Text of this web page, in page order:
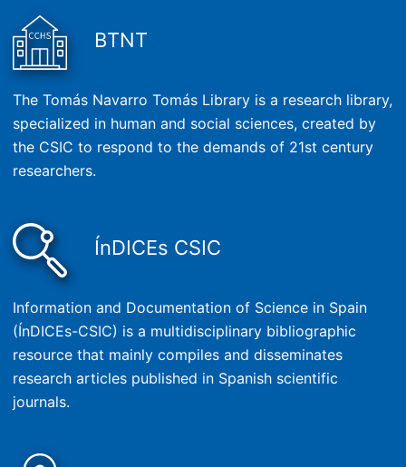
BTNT
The Tomás Navarro Tomás Library is a research library,
specialized in human and social sciences, created by
the CSIC to respond to the demands of 21st century
researchers.
ÍnDICEs CSIC
Information and Documentation of Science in Spain
(ÍnDICEs-CSIC) is a multidisciplinary bibliographic
resource that mainly compiles and disseminates
research articles published in Spanish scientific
journals.